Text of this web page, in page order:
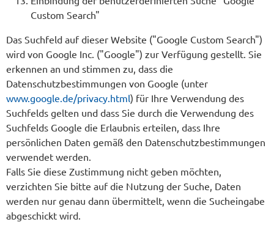
Custom Search"
Das Suchfeld auf dieser Website ("Google Custom Search")
wird von Google Inc. ("Google") zur Verfügung gestellt. Sie
erkennen an und stimmen zu, dass die
Datenschutzbestimmungen von Google (unter
www.google.de/privacy.html) für Ihre Verwendung des
Suchfelds gelten und dass Sie durch die Verwendung des
Suchfelds Google die Erlaubnis erteilen, dass Ihre
persönlichen Daten gemäß den Datenschutzbestimmungen
verwendet werden.
Falls Sie diese Zustimmung nicht geben möchten,
verzichten Sie bitte auf die Nutzung der Suche, Daten
werden nur genau dann übermittelt, wenn die Sucheingabe
abgeschickt wird.